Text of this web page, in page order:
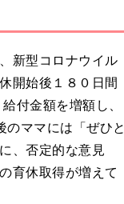
新型コロナウイル
開始後１８０日間
付金額を増額し、
ママには「ぜひと
、否定的な意見
育休取得が増えて